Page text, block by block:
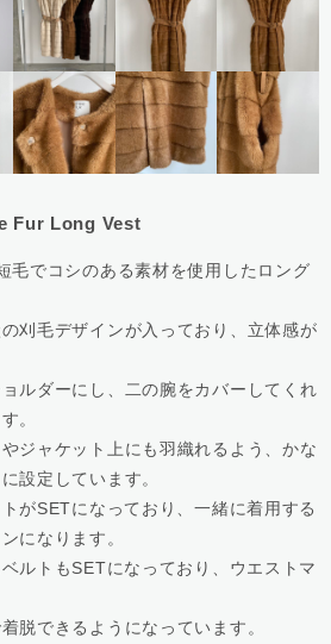
Fur Long Vest
毛でコシのある素材を使用したロング
刈毛デザインが入っており、立体感が
ルダーにし、二の腕をカバーしてくれ
。
ジャケット上にも羽織れるよう、かな
設定しています。
がSETになっており、一緒に着用する
になります。
ルトもSETになっており、ウエストマ
脱できるようになっています。